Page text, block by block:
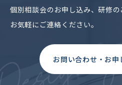
個別相談会のお申し込み、研修の
お気軽にご連絡ください。
お問い合わせ・お申